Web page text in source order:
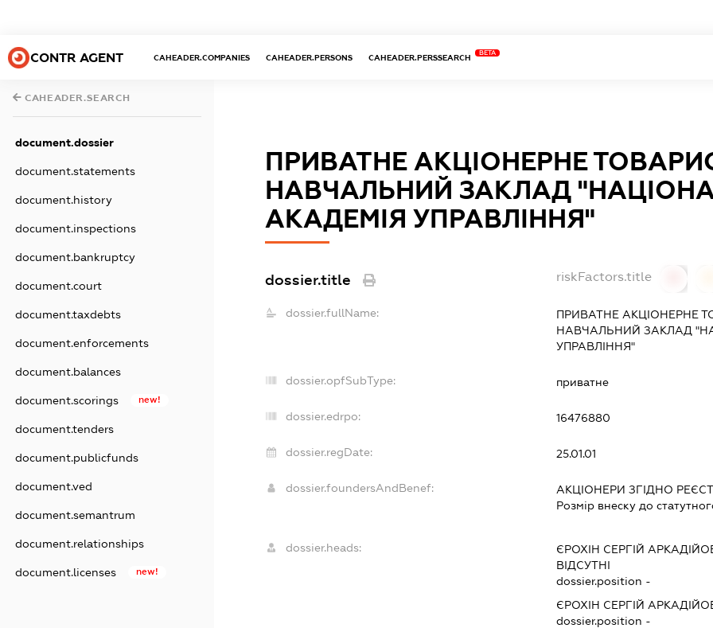
CONTR AGENT CAHEADER.COMPANIES CAHEADER.PERSONS CAHEADER.PERSSEARCH
BETA
CAHEADER.SEARCH
document.dossier
document.statements
document.history
document.inspections
document.bankruptcy
document.court
document.taxdebts
document.enforcements
document.balances
document.scorings new!
document.tenders
document.publicfunds
document.ved
document.semantrum
document.relationships
document.licenses new!
ПРИВАТНЕ АКЦІОНЕРНЕ
НАВЧАЛЬНИЙ ЗАКЛАД
АКАДЕМІЯ УПРАВЛІННЯ"
dossier.title riskFactors.title
dossier.fullName:
ПРИВАТНЕ АКЦІОНЕРНЕ
НАВЧАЛЬНИЙ ЗАКЛАД
УПРАВЛІННЯ"
dossier.opfSubType: приватне
dossier.edrpo: 16476880
dossier.regDate: 25.01.01
dossier.foundersAndBenef:
АКЦІОНЕРИ ЗГІДНО
Розмір внеску до
dossier.heads: ЄРОХІН СЕРГІЙ
ВІДСУТНІ
dossier.position -
ЄРОХІН СЕРГІЙ
dossier.position -